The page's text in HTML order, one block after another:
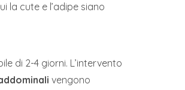
la cute e l’adipe siano
di 2-4 giorni. L’intervento
vengono